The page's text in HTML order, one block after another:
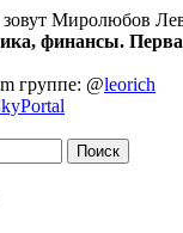
зовут Миролюбов
финансы.
группе: @leorich